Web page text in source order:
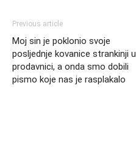
Previous article
Moj sin je poklonio svoje
posljednje kovanice strankinji u
prodavnici, a onda smo dobili
pismo koje nas je rasplakalo